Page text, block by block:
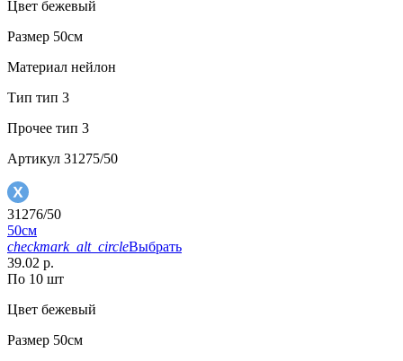
Цвет бежевый
Размер 50см
Материал нейлон
Тип тип 3
Прочее тип 3
Артикул 31275/50
31276/50
50см
checkmark_alt_circleВыбрать
39.02 р.
По 10 шт
Цвет бежевый
Размер 50см